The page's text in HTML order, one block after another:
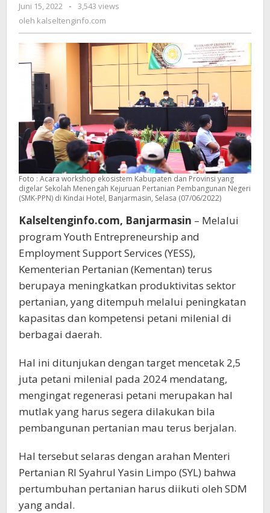
Gandeng
Pemerintah
Provinsi
dan
Kabupaten
Juni 15, 2022
oleh
kalseltenginfo.com
-
3,543 views
oleh kalseltenginfo.com
Foto : Acara workshop ekosistem Kabupaten dan Provinsi yang
digelar Sekolah Menengah Kejuruan Pertanian Pembangunan Negeri
(SMK-PPN) di Kindai Hotel, Banjarmasin, Selasa (07/06/2022)
Kalseltenginfo.com, Banjarmasin – Melalui
program Youth Entrepreneurship and
Employment Support Services (YESS),
Kementerian Pertanian (Kementan) terus
berupaya meningkatkan produktivitas sektor
pertanian, yang ditempuh melalui peningkatan
kapasitas dan kompetensi petani milenial di
berbagai daerah.
Hal ini ditunjukan dengan target mencetak 2,5
juta petani milenial pada 2024 mendatang,
mengingat regenerasi petani merupakan hal
mutlak yang harus segera dilakukan bila
pembangunan pertanian mau terus berjalan.
Hal tersebut selaras dengan arahan Menteri
Pertanian RI Syahrul Yasin Limpo (SYL) bahwa
pertumbuhan pertanian harus diikuti oleh SDM
yang andal.